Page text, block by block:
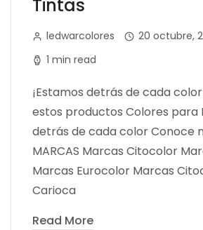
Tintas
ledwarcolores
20 octubre,
1 min read
¡Estamos detrás de cada
estos productos Colores para
detrás de cada color Conoce
MARCAS Marcas Citocolor
Marcas Eurocolor Marcas
Carioca
Read More